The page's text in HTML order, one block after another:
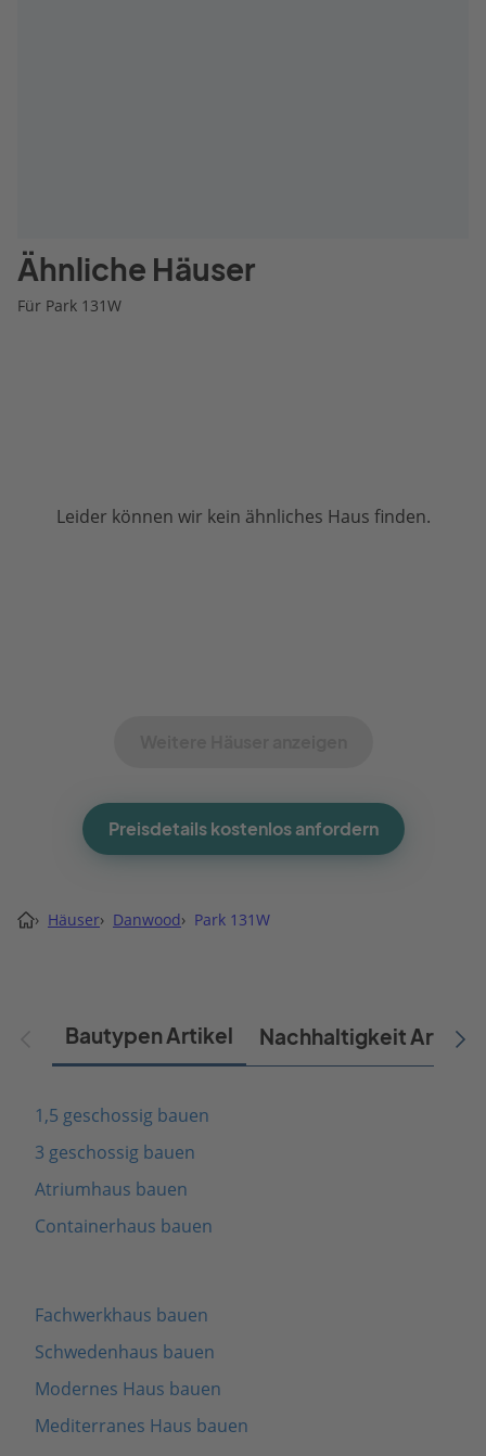
Ähnliche Häuser
Für Park 131W
Leider können wir kein ähnliches Haus finden.
Preisdetails kostenlos anfordern
› Häuser› Danwood› Park 131W
Bautypen Artikel Nachhaltigkeit Artikel
1,5 geschossig bauen
3 geschossig bauen
Atriumhaus bauen
Containerhaus bauen
Fachwerkhaus bauen
Schwedenhaus bauen
Modernes Haus bauen
Mediterranes Haus bauen